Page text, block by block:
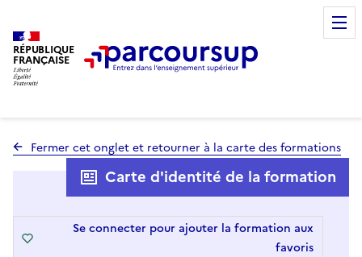
RÉPUBLIQUE
FRANÇAISE
Fermer cet onglet et retourner à la carte des formations
Carte d'identité de la formation
Se connecter pour ajouter la formation aux
favoris